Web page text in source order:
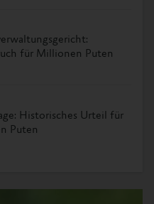
für Millionen Puten
Historisches Urteil für
Puten